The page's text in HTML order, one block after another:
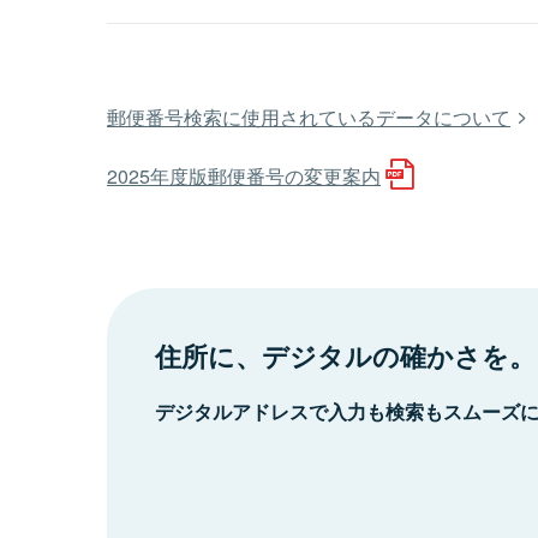
郵便番号検索に使用されているデータについて
2025年度版郵便番号の変更案内
住所に、デジタルの確かさを。
デジタルアドレスで入力も検索もスムーズ